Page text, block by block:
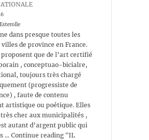
dans presque toutes les
villes de province en France.
proposent que de l’art certifié
, conceptuao-bicialre,
toujours très chargé
(progressiste de
, faute de contenu
artistique ou poétique. Elles
cher aux municipalités ,
autant d’argent public qui
… Continue reading "IL